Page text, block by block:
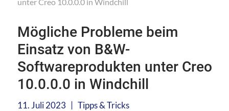
Mögliche Probleme beim
Einsatz von B&W-
Softwareprodukten unter Creo
10.0.0.0 in Windchill
11. Juli 2023 | Tipps & Tricks